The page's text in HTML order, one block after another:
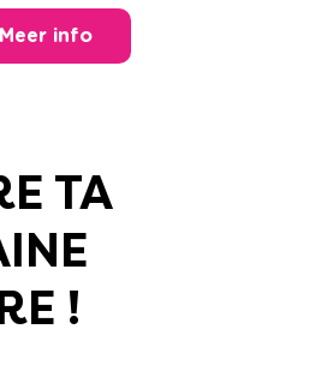
Meer info
TA
!